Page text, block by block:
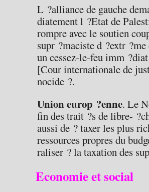
L ?alliance de gauche
diatement l ?Etat de
rompre avec le soutien
supr ?maciste d ?extr
un cessez-le-feu imm
[Cour internationale de
nocide ?.
Union europ ?enne. Le
fin des trait ?s de libre-
aussi de ? taxer les plus
ressources propres du
raliser ? la taxation des
Economie et social